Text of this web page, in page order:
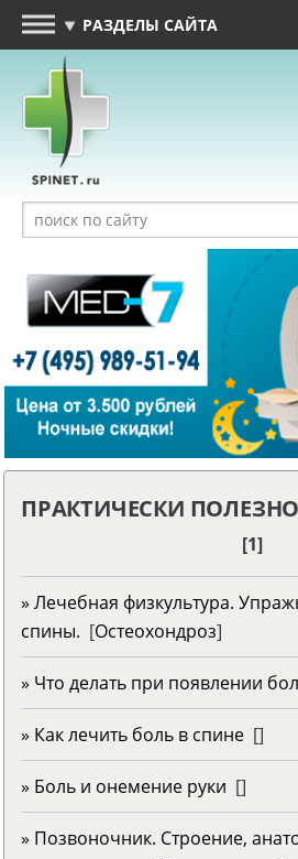
РАЗДЕЛЫ САЙТА
ПРАКТИЧЕСКИ ПОЛЕЗНО
[1]
» Лечебная физкультура.
спины. [Остеохондроз]
» Что делать при появлении
» Как лечить боль в спине []
» Боль и онемение руки []
» Позвоночник. Строение,